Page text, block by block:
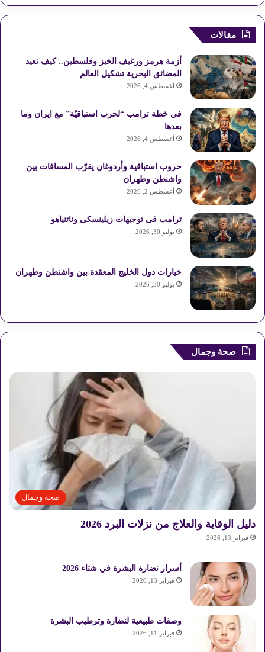
ي
س
و
ك
X
ي
ي
ي
ت
Y
T
b
ن
ق
ل
م
ق
R
مقالات
أزمة هرمز ورغيف الخبز وفلسطين.. كيف تعيد
المضائق البحرية تشكيل العالم
أغسطس 4, 2026
في خطة ترامب “لحرب استباقيّة” مع ايران وما
بعدها
أغسطس 4, 2026
حروب استباقية وأردوغان يقرّب المسافات بين
واشنطن وطهران
أغسطس 2, 2026
ترامب فى توجيهات زيلينسكى وناتنياهو
يوليو 30, 2026
خيارات دول الخليج المعقدة بين واشنطن وطهران
يوليو 30, 2026
صحة وجمال
صحة وجمال
دليل الوقاية والعلاج من نزلات البرد 2026
فبراير 13, 2026
أسرار نضارة البشرة في شتاء 2026
فبراير 13, 2026
وصفات طبيعية لنضارة وترطيب البشرة
فبراير 11, 2026